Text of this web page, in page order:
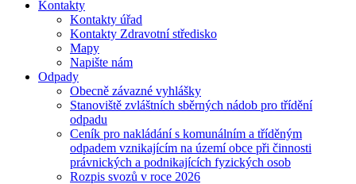
Kontakty
Kontakty úřad
Kontakty Zdravotní středisko
Mapy
Napište nám
Odpady
Obecně závazné vyhlášky
Stanoviště zvláštních sběrných nádob pro třídění
odpadu
Ceník pro nakládání s komunálním a tříděným
odpadem vznikajícím na území obce při činnosti
právnických a podnikajících fyzických osob
Rozpis svozů v roce 2026